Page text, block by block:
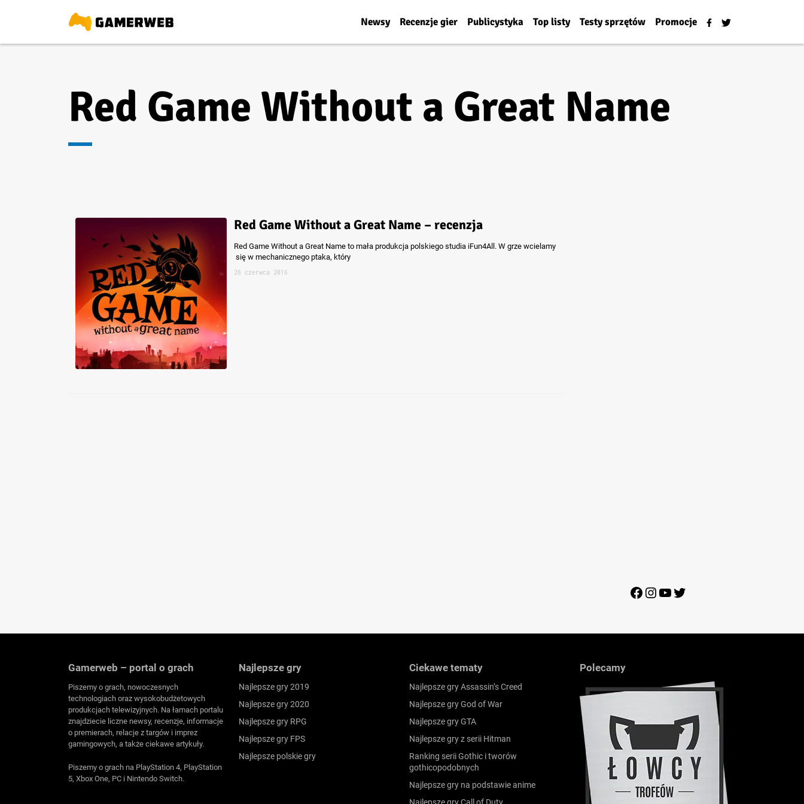
Newsy Recenzje gier Publicystyka Top listy Testy sprzętów Promocje
Red Game Without a Great Name
Red Game Without a Great Name – recenzja
Red Game Without a Great Name to mała produkcja polskiego studia iFun4All. W grze wcielamy
się w mechanicznego ptaka, który
26 czerwca 2016
Facebook
Instagram
YouTube
Twitter
Gamerweb – portal o grach
Piszemy o grach, nowoczesnych
technologiach oraz wysokobudżetowych
produkcjach telewizyjnych. Na łamach portalu
znajdziecie liczne newsy, recenzje, informacje
o premierach, relacje z targów i imprez
gamingowych, a także ciekawe artykuły.
Piszemy o grach na PlayStation 4, PlayStation
5, Xbox One, PC i Nintendo Switch.
Najlepsze gry
Najlepsze gry 2019
Najlepsze gry 2020
Najlepsze gry RPG
Najlepsze gry FPS
Najlepsze polskie gry
Ciekawe tematy
Najlepsze gry Assassin’s Creed
Najlepsze gry God of War
Najlepsze gry GTA
Najlepsze gry z serii Hitman
Ranking serii Gothic i tworów
gothicopodobnych
Najlepsze gry na podstawie anime
Polecamy